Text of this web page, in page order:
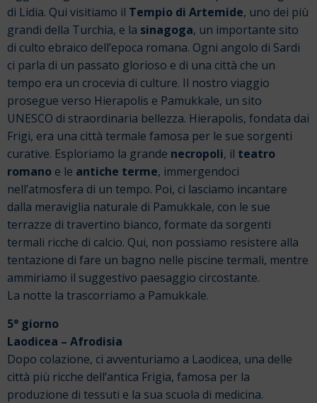
di Lidia. Qui visitiamo il Tempio di Artemide, uno dei più
grandi della Turchia, e la sinagoga, un importante sito
di culto ebraico dell’epoca romana. Ogni angolo di Sardi
ci parla di un passato glorioso e di una città che un
tempo era un crocevia di culture. Il nostro viaggio
prosegue verso Hierapolis e Pamukkale, un sito
UNESCO di straordinaria bellezza. Hierapolis, fondata dai
Frigi, era una città termale famosa per le sue sorgenti
curative. Esploriamo la grande necropoli, il teatro
romano e le antiche terme, immergendoci
nell’atmosfera di un tempo. Poi, ci lasciamo incantare
dalla meraviglia naturale di Pamukkale, con le sue
terrazze di travertino bianco, formate da sorgenti
termali ricche di calcio. Qui, non possiamo resistere alla
tentazione di fare un bagno nelle piscine termali, mentre
ammiriamo il suggestivo paesaggio circostante.
La notte la trascorriamo a Pamukkale.
5° giorno
Laodicea – Afrodisia
Dopo colazione, ci avventuriamo a Laodicea, una delle
città più ricche dell’antica Frigia, famosa per la
produzione di tessuti e la sua scuola di medicina.